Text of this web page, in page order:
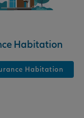
Habitation
Habitation